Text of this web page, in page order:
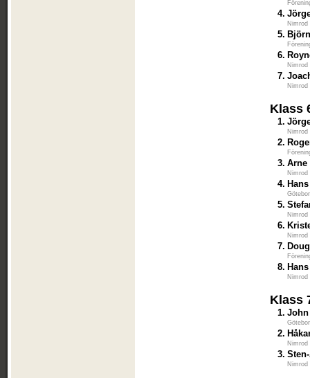
4.
5.
6.
7.
Klass
1.
2.
3. Arne
4.
5.
6.
7.
8.
Klass
1.
2.
3.